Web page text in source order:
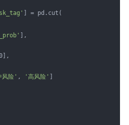
] = pd.cut(
],
风险' , '高风险'